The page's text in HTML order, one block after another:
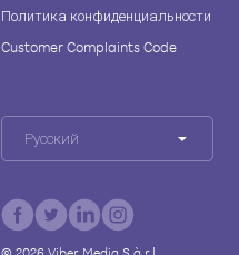
Политика конфиденциальности
Customer Complaints Code
Русский